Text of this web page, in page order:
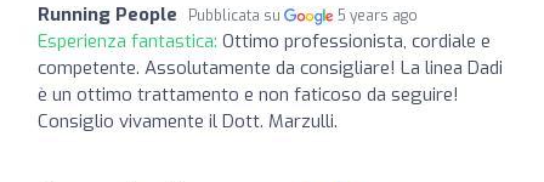
Running People Pubblicata su 5 years ago
Esperienza fantastica: Ottimo professionista, cordiale e
competente. Assolutamente da consigliare! La linea Dadi
è un ottimo trattamento e non faticoso da seguire!
Consiglio vivamente il Dott. Marzulli.